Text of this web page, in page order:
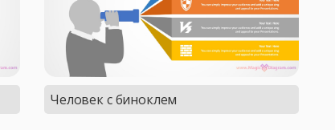
Человек с биноклем